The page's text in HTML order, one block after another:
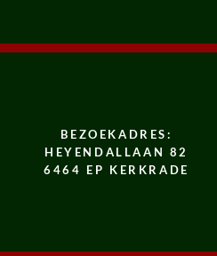
BEZOEKADRES:
HEYENDALLAAN 82
6464 EP KERKRADE